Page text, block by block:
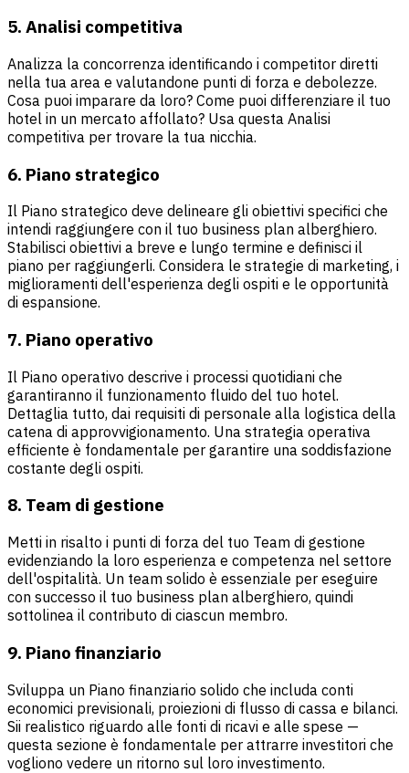
5. Analisi competitiva
Analizza la concorrenza identificando i competitor diretti
nella tua area e valutandone punti di forza e debolezze.
Cosa puoi imparare da loro? Come puoi differenziare il tuo
hotel in un mercato affollato? Usa questa Analisi
competitiva per trovare la tua nicchia.
6. Piano strategico
Il Piano strategico deve delineare gli obiettivi specifici che
intendi raggiungere con il tuo business plan alberghiero.
Stabilisci obiettivi a breve e lungo termine e definisci il
piano per raggiungerli. Considera le strategie di marketing, i
miglioramenti dell'esperienza degli ospiti e le opportunità
di espansione.
7. Piano operativo
Il Piano operativo descrive i processi quotidiani che
garantiranno il funzionamento fluido del tuo hotel.
Dettaglia tutto, dai requisiti di personale alla logistica della
catena di approvvigionamento. Una strategia operativa
efficiente è fondamentale per garantire una soddisfazione
costante degli ospiti.
8. Team di gestione
Metti in risalto i punti di forza del tuo Team di gestione
evidenziando la loro esperienza e competenza nel settore
dell'ospitalità. Un team solido è essenziale per eseguire
con successo il tuo business plan alberghiero, quindi
sottolinea il contributo di ciascun membro.
9. Piano finanziario
Sviluppa un Piano finanziario solido che includa conti
economici previsionali, proiezioni di flusso di cassa e bilanci.
Sii realistico riguardo alle fonti di ricavi e alle spese —
questa sezione è fondamentale per attrarre investitori che
vogliono vedere un ritorno sul loro investimento.